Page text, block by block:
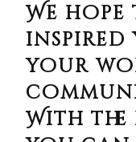
We
your
With